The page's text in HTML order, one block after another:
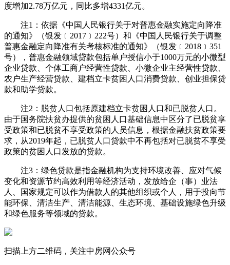
度增加2.78万亿元，同比多增4331亿元。
注1：依据《中国人民银行关于对普惠金融实施定向降准
的通知》（银发﹝2017﹞222号）和《中国人民银行关于调整
普惠金融定向降准有关考核标准的通知》（银发﹝2018﹞351
号），普惠金融领域贷款包括单户授信小于1000万元的小微型
企业贷款、个体工商户经营性贷款、小微企业主经营性贷款、
农户生产经营贷款、建档立卡贫困人口消费贷款、创业担保贷
款和助学贷款。
注2：脱贫人口包括原建档立卡贫困人口和已脱贫人口。
由于国务院扶贫办提供的贫困人口基础信息中区分了已脱贫享
受政策和已脱贫不享受政策的人员信息，根据金融扶贫政策要
求，从2019年起，已脱贫人口贷款中不再包括对已脱贫不享受
政策的贫困人口发放的贷款。
注3：绿色贷款是指金融机构为支持环境改善、应对气候
变化和资源节约高效利用等经济活动，发放给企（事）业法
人、国家规定可以作为借款人的其他组织或个人，用于投向节
能环保、清洁生产、清洁能源、生态环境、基础设施绿色升级
和绿色服务等领域的贷款。
扫描上方二维码，关注中房网公众号